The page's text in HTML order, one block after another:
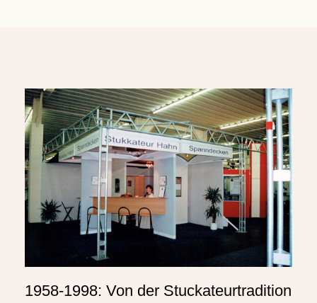
1958-1998: Von der Stuckateurtradition